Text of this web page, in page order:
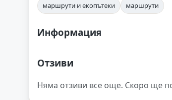
маршрути и екопътеки маршрути
Информация
Отзиви
Няма отзиви все още. Скоро ще